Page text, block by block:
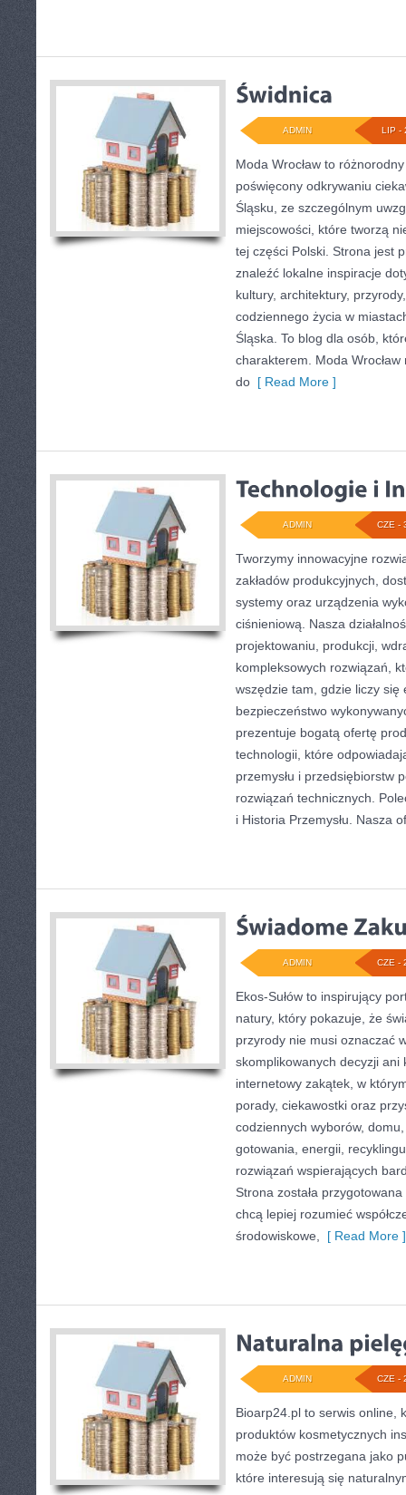
LIP -
ADMIN
Moda Wrocław to
poświęcony odkrywaniu
Śląsku, ze szczególnym
miejscowości, które tworzą
tej części Polski. Strona jest
znaleźć lokalne inspiracje
kultury, architektury,
codziennego życia w
Śląska. To blog dla osób,
charakterem. Moda Wrocław
do [ Read More ]
CZE -
ADMIN
Tworzymy innowacyjne
zakładów produkcyjnych,
systemy oraz urządzenia
ciśnieniową. Nasza
projektowaniu, produkcji,
kompleksowych rozwiązań,
wszędzie tam, gdzie liczy
bezpieczeństwo
prezentuje bogatą ofertę
technologii, które
przemysłu i przedsiębiorstw
rozwiązań technicznych.
i Historia Przemysłu. Nasza
CZE -
ADMIN
Ekos-Sułów to inspirujący
natury, który pokazuje, że
przyrody nie musi oznaczać
skomplikowanych decyzji ani
internetowy zakątek, w
porady, ciekawostki oraz
codziennych wyborów,
gotowania, energii,
rozwiązań wspierających
Strona została
chcą lepiej rozumieć
środowiskowe,
[ Read More ]
CZE -
ADMIN
Bioarp24.pl to serwis online,
produktów kosmetycznych
może być postrzegana jako
które interesują się